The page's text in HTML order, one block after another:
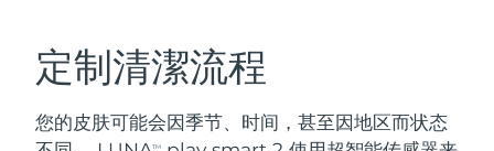
定制清潔流程
您的皮肤可能会因季节、时间，甚至因地区而状态
TM
面部清潔 緊致提拉
奧地利